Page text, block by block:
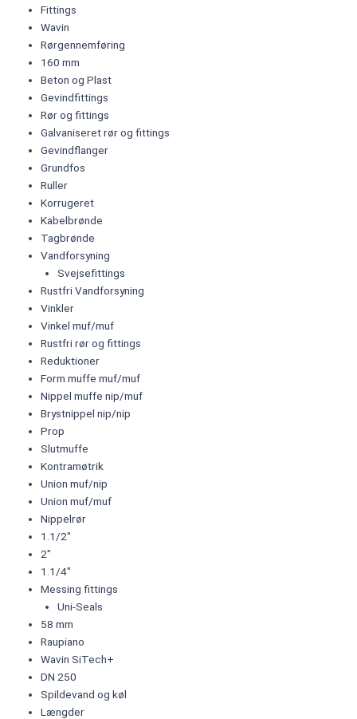
Fittings
Wavin
Rørgennemføring
160 mm
Beton og Plast
Gevindfittings
Rør og fittings
Galvaniseret rør og fittings
Gevindflanger
Grundfos
Ruller
Korrugeret
Kabelbrønde
Tagbrønde
Vandforsyning
Svejsefittings
Rustfri Vandforsyning
Vinkler
Vinkel muf/muf
Rustfri rør og fittings
Reduktioner
Form muffe muf/muf
Nippel muffe nip/muf
Brystnippel nip/nip
Prop
Slutmuffe
Kontramøtrik
Union muf/nip
Union muf/muf
Nippelrør
1.1/2"
2"
1.1/4"
Messing fittings
Uni-Seals
58 mm
Raupiano
Wavin SiTech+
DN 250
Spildevand og køl
Længder